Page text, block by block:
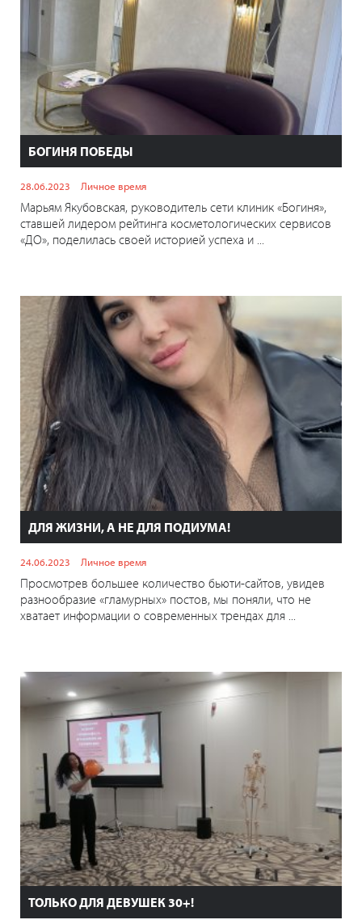
БОГИНЯ ПОБЕДЫ
28.06.2023 Личное время
Марьям Якубовская, руководитель сети клиник «Богиня»,
ставшей лидером рейтинга косметологических сервисов
«ДО», поделилась своей историей успеха и ...
ДЛЯ ЖИЗНИ, А НЕ ДЛЯ ПОДИУМА!
24.06.2023 Личное время
Просмотрев большее количество бьюти-сайтов, увидев
разнообразие «гламурных» постов, мы поняли, что не
хватает информации о современных трендах для ...
ТОЛЬКО ДЛЯ ДЕВУШЕК 30+!